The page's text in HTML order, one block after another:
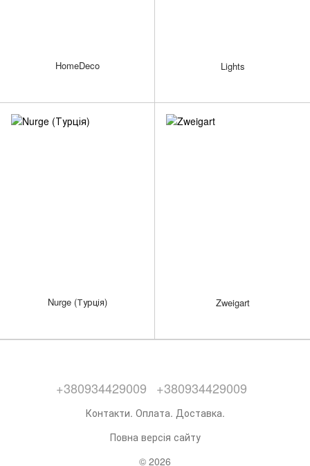
HomeDeco Lights
Nurge (Турція) Zweigart
+380934429009 +380934429009
Контакти. Оплата. Доставка.
Повна версія сайту
© 2026